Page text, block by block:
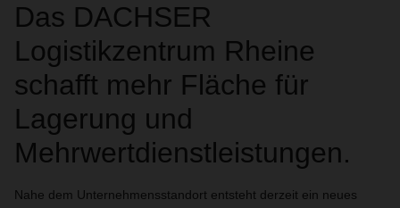
Das DACHSER
Logistikzentrum Rheine
schafft mehr Fläche für
Lagerung und
Mehrwertdienstleistungen.
Nahe dem Unternehmensstandort entsteht derzeit ein neues